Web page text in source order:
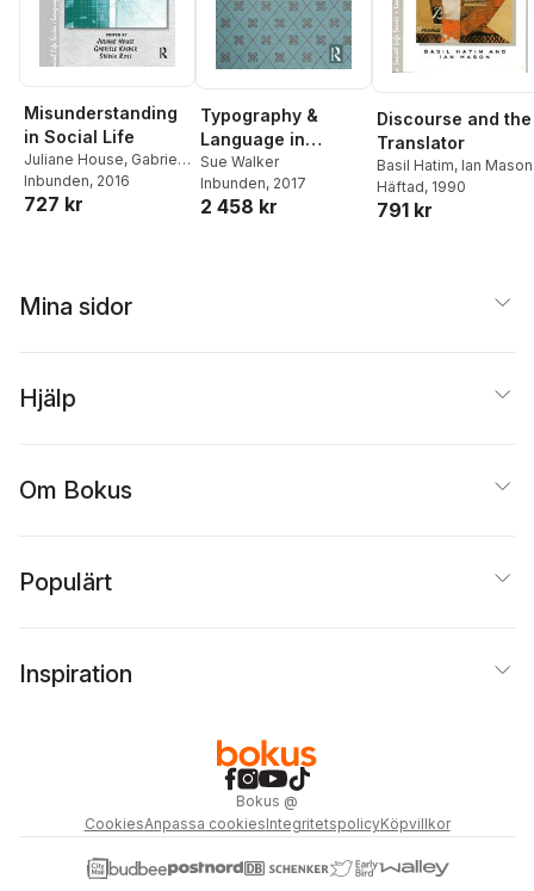
Misunderstanding
in Social Life
Juliane House, Gabriele
Kasper,Steven Ross
Inbunden, 2016
727 kr
Typography &
Language in
Everyday Life
Sue Walker
Inbunden, 2017
2 458 kr
Discourse and the
Translator
Basil Hatim, Ian Mason
Häftad, 1990
791 kr
Mina sidor
Hjälp
Om Bokus
Populärt
Inspiration
Bokus @
CookiesAnpassa cookiesIntegritetspolicyKöpvillkor